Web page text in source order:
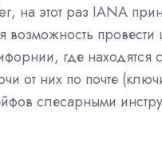
на этот раз IANA
возможность
где
от них по почте
слесарными